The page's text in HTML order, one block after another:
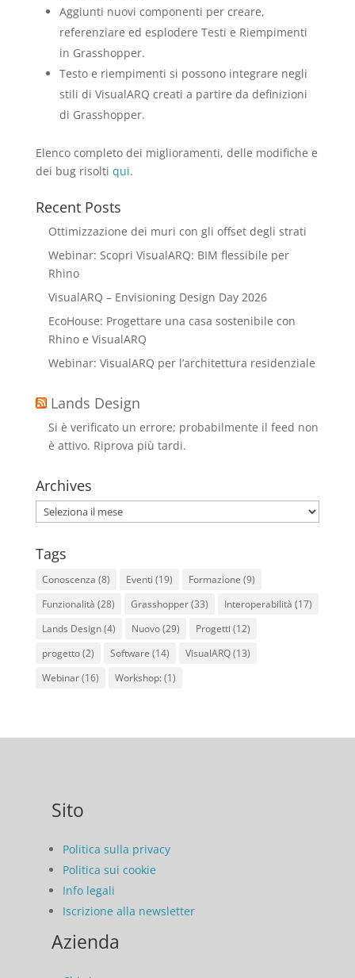
Aggiunti nuovi componenti per creare,
referenziare ed esplodere Testi e Riempimenti
in Grasshopper.
Testo e riempimenti si possono integrare negli
stili di VisualARQ creati a partire da definizioni
di Grasshopper.
Elenco completo dei miglioramenti, delle modifiche e
dei bug risolti qui.
Recent Posts
Ottimizzazione dei muri con gli offset degli strati
Webinar: Scopri VisualARQ: BIM flessibile per
Rhino
VisualARQ – Envisioning Design Day 2026
EcoHouse: Progettare una casa sostenibile con
Rhino e VisualARQ
Webinar: VisualARQ per l’architettura residenziale
Lands Design
Si è verificato un errore; probabilmente il feed non
è attivo. Riprova più tardi.
Archives
Archives
Tags
Conoscenza (8) Eventi (19) Formazione (9)
Funzionalità (28) Grasshopper(33) Interoperabilità (17)
Lands Design(4) Nuovo(29) Progetti (12)
progetto(2) Software (14) VisualARQ(13)
Webinar(16) Workshop: (1)
Sito
Politica sulla privacy
Politica sui cookie
Info legali
Iscrizione alla newsletter
Azienda